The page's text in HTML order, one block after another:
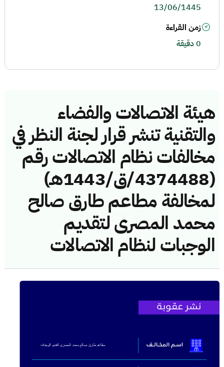
هيئة الاتصالات والفضاء
والتقنية تنشر قرار لجنة النظر في
مخالفات نظام الاتصالات رقم
(4374488/ق/1443هـ)
لمخالفة مطاعم طارق صالح
محمد المصرى لتقديم
الوجبات لنظام الاتصالات
13/06/1445
زمن القراءة
0 دقيقة